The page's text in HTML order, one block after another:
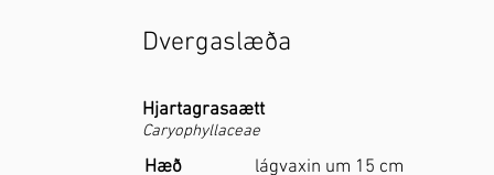
Dvergaslæða
Hjartagrasaætt
Caryophyllaceae
Hæð lágvaxin um 15 cm